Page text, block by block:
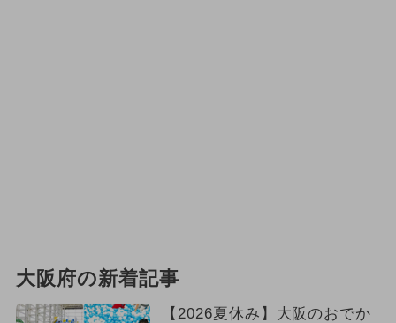
大阪府の新着記事
【2026夏休み】大阪のおでか